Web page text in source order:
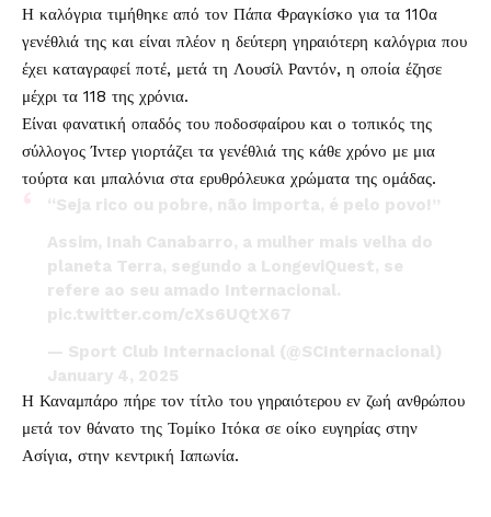
Η καλόγρια τιμήθηκε από τον Πάπα Φραγκίσκο για τα 110α
γενέθλιά της και είναι πλέον η δεύτερη γηραιότερη καλόγρια που
έχει καταγραφεί ποτέ, μετά τη Λουσίλ Ραντόν, η οποία έζησε
μέχρι τα 118 της χρόνια.
Είναι φανατική οπαδός του ποδοσφαίρου και ο τοπικός της
σύλλογος Ίντερ γιορτάζει τα γενέθλιά της κάθε χρόνο με μια
τούρτα και μπαλόνια στα ερυθρόλευκα χρώματα της ομάδας.
“Seja rico ou pobre, não importa, é pelo povo!”
Assim, Inah Canabarro, a mulher mais velha do
planeta Terra, segundo a LongeviQuest, se
refere ao seu amado Internacional.
pic.twitter.com/cXs6UQtX67
— Sport Club Internacional (@SCInternacional)
January 4, 2025
Η Καναμπάρο πήρε τον τίτλο του γηραιότερου εν ζωή ανθρώπου
μετά τον θάνατο της Τομίκο Ιτόκα σε οίκο ευγηρίας στην
Ασίγια, στην κεντρική Ιαπωνία.